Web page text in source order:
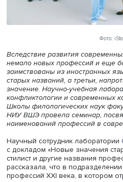
Вследствие развития
немало новых профессий и
заимствованы из
старых названий, а третьи,
значение. Научно-учебная
конфликтологии и
Школы филологических наук
НИУ ВШЭ провела семинар,
наименований профессий в